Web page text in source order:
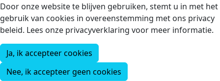
Door onze website te blijven gebruiken, stemt u in met het
gebruik van cookies in overeenstemming met ons privacy
beleid. Lees onze privacyverklaring voor meer informatie.
Ja, ik accepteer cookies
Nee, ik accepteer geen cookies